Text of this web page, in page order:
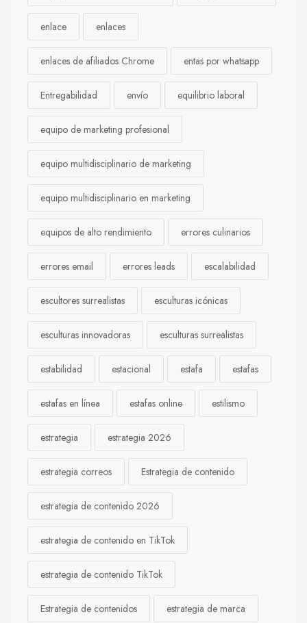
enlace enlaces
enlaces de afiliados Chrome entas por whatsapp
Entregabilidad envío equilibrio laboral
equipo de marketing profesional
equipo multidisciplinario de marketing
equipo multidisciplinario en marketing
equipos de alto rendimiento errores culinarios
errores email errores leads escalabilidad
escultores surrealistas esculturas icónicas
esculturas innovadoras esculturas surrealistas
estabilidad estacional estafa estafas
estafas en línea estafas online estilismo
estrategia estrategia 2026
estrategia correos Estrategia de contenido
estrategia de contenido 2026
estrategia de contenido en TikTok
estrategia de contenido TikTok
Estrategia de contenidos estrategia de marca